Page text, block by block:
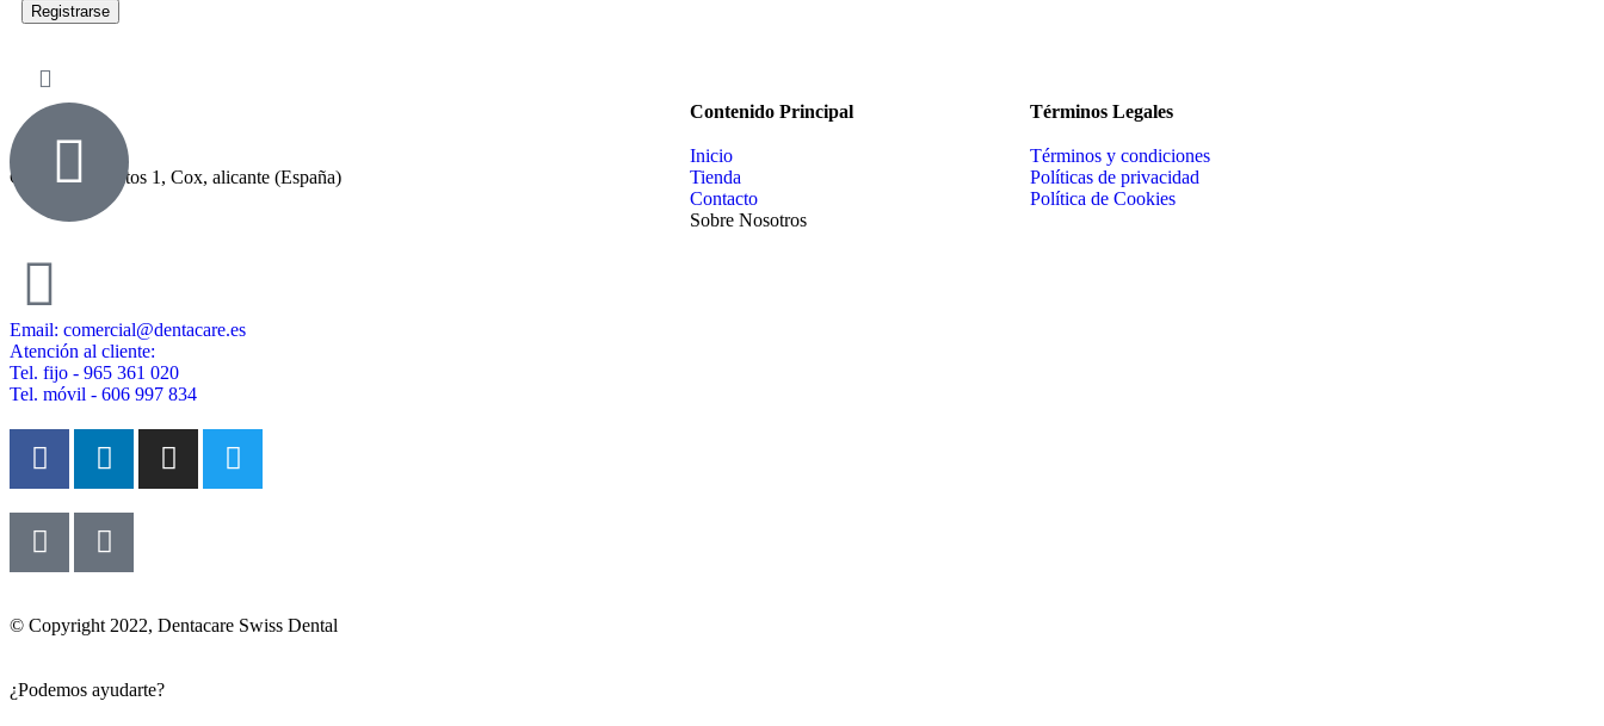
Registrarse
Calle Los Quintos 1, Cox, alicante (España)
Email: comercial@dentacare.es
Atención al cliente:
Tel. fijo - 965 361 020
Tel. móvil - 606 997 834
Contenido Principal
Inicio
Tienda
Contacto
Sobre Nosotros
Términos Legales
Términos y condiciones
Políticas de privacidad
Política de Cookies
© Copyright 2022, Dentacare Swiss Dental
¿Podemos ayudarte?